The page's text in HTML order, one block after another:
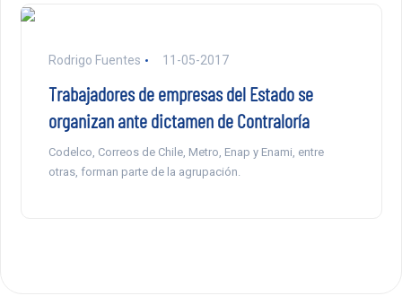
Rodrigo Fuentes 11-05-2017
Trabajadores de empresas del Estado se
organizan ante dictamen de Contraloría
Codelco, Correos de Chile, Metro, Enap y Enami, entre
otras, forman parte de la agrupación.